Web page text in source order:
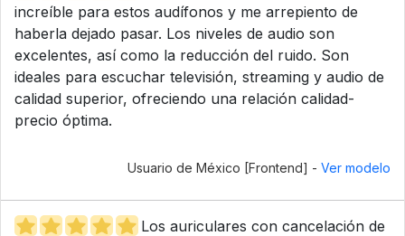
increíble para estos audífonos y me arrepiento de
haberla dejado pasar. Los niveles de audio son
excelentes, así como la reducción del ruido. Son
ideales para escuchar televisión, streaming y audio de
calidad superior, ofreciendo una relación calidad-
precio óptima.
Usuario de México [Frontend] - Ver modelo
Los auriculares con cancelación de